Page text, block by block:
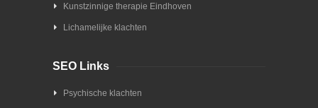
Kunstzinnige therapie Eindhoven
Lichamelijke klachten
SEO Links
Psychische klachten